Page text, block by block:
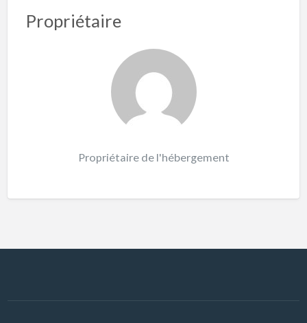
Propriétaire
Propriétaire de l'hébergement